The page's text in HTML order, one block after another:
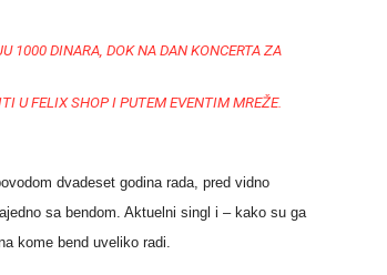
1000 DINARA, DOK NA DAN KONCERTA ZA
U FELIX SHOP I PUTEM EVENTIM MREŽE.
dvadeset godina rada, pred vidno
sa bendom. Aktuelni singl i – kako su ga
kome bend uveliko radi.